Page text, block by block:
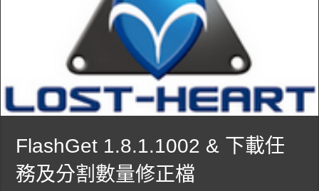
FlashGet 1.8.1.1002 & 下載任
務及分割數量修正檔